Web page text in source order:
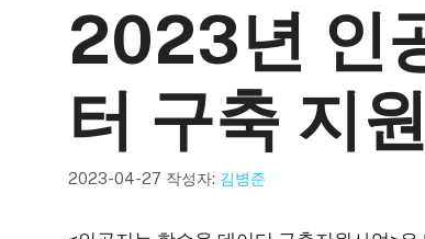
2023년 인
터 구축 지
2023-04-27 작성자: 김병준